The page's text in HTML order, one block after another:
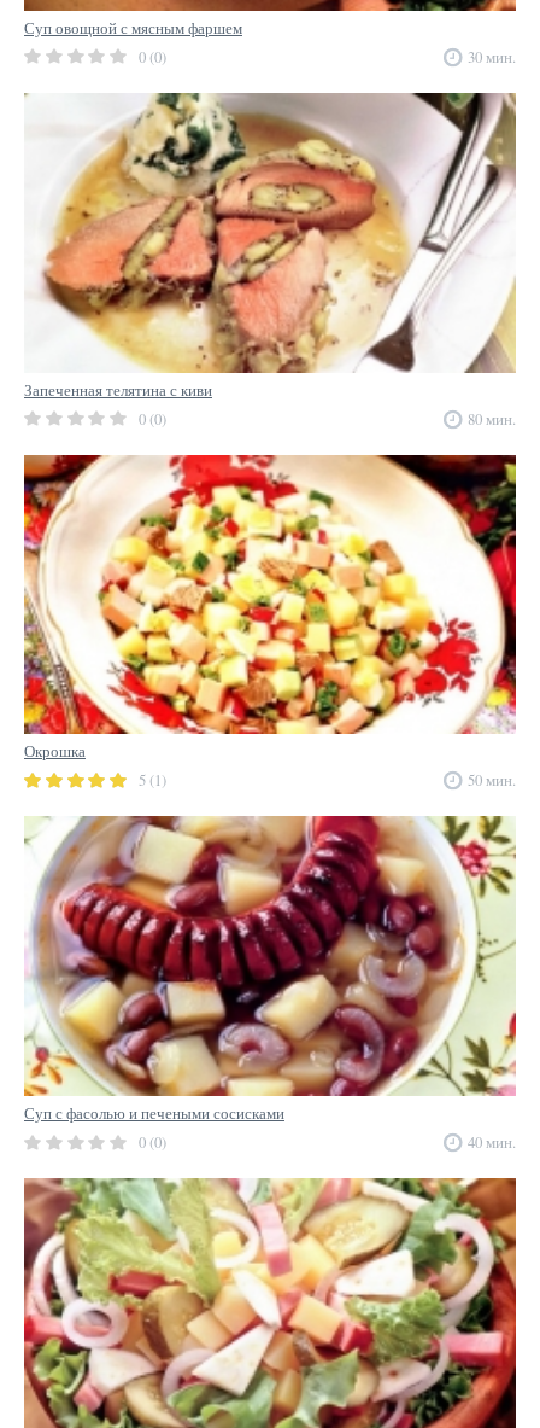
Суп овощной с мясным фаршем
0 (0)
30 мин.
Запеченная телятина с киви
0 (0)
80 мин.
Окрошка
5 (1)
50 мин.
Суп с фасолью и печеными сосисками
0 (0)
40 мин.